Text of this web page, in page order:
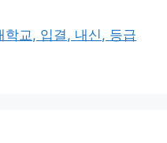
학교, 입결, 내신, 등급